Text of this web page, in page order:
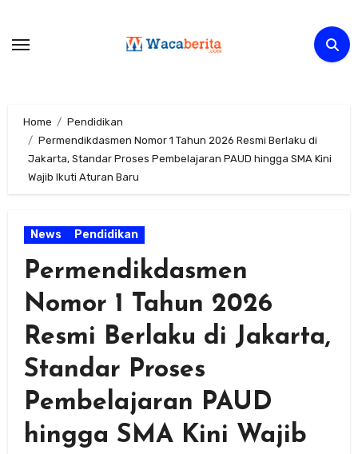
content
Home
Pendidikan
Permendikdasmen Nomor 1 Tahun 2026 Resmi Berlaku di
Jakarta, Standar Proses Pembelajaran PAUD hingga SMA Kini
Wajib Ikuti Aturan Baru
News Pendidikan
Permendikdasmen
Nomor 1 Tahun 2026
Resmi Berlaku di Jakarta,
Standar Proses
Pembelajaran PAUD
hingga SMA Kini Wajib